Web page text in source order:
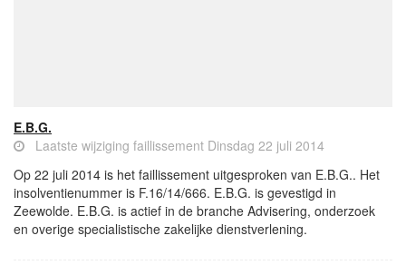
E.B.G.
Laatste wijziging faillissement Dinsdag 22 juli 2014
Op 22 juli 2014 is het faillissement uitgesproken van E.B.G.. Het
insolventienummer is F.16/14/666. E.B.G. is gevestigd in
Zeewolde. E.B.G. is actief in de branche Advisering, onderzoek
en overige specialistische zakelijke dienstverlening.